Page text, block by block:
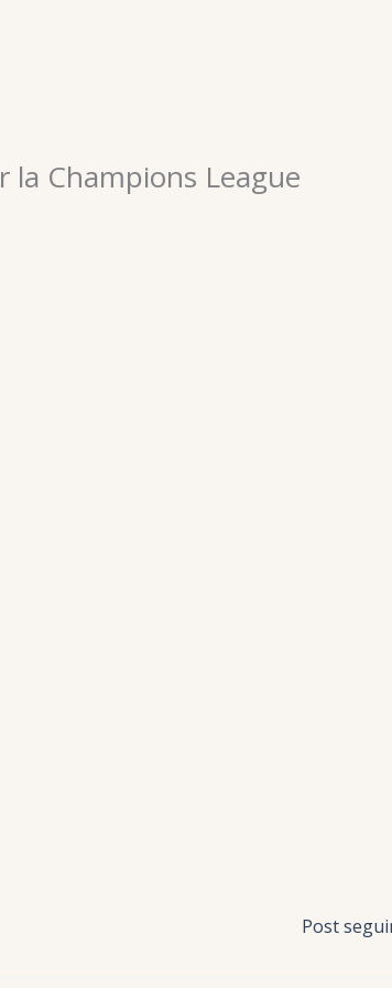
la Champions League
Post